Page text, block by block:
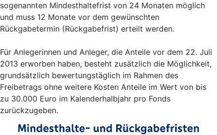
sogenannten Mindesthaltefrist von 24 Monaten möglich
und muss 12 Monate vor dem gewünschten
Rückgabetermin (Rückgabefrist) erteilt werden.
Für Anlegerinnen und Anleger, die Anteile vor dem 22. Juli
2013 erworben haben, besteht zusätzlich die Möglichkeit,
grundsätzlich bewertungstäglich im Rahmen des
Freibetrags ohne weitere Kosten Anteile im Wert von bis
zu 30.000 Euro im Kalenderhalbjahr pro Fonds
zurückzugeben.